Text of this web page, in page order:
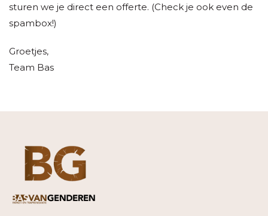
sturen we je direct een offerte. (Check je ook even de
spambox!)
Groetjes,
Team Bas